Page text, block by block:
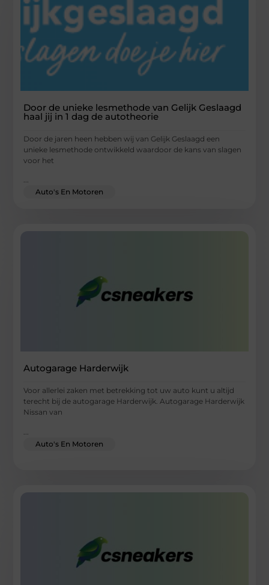
Door de unieke lesmethode van Gelijk Geslaagd
haal jij in 1 dag de autotheorie
Door de jaren heen hebben wij van Gelijk Geslaagd een
unieke lesmethode ontwikkeld waardoor de kans van slagen
voor het
...
Auto's En Motoren
Autogarage Harderwijk
Voor allerlei zaken met betrekking tot uw auto kunt u altijd
terecht bij de autogarage Harderwijk. Autogarage Harderwijk
Nissan van
Auto's En Motoren